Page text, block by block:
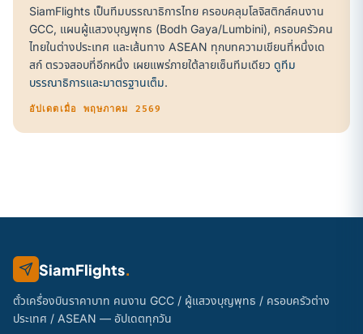
SiamFlights เป็นทีมบรรณาธิการไทย ครอบคลุมโลจิสติกส์คนงาน
GCC, แผนผู้แสวงบุญพุทธ (Bodh Gaya/Lumbini), ครอบครัวคน
ไทยในต่างประเทศ และเส้นทาง ASEAN ทุกบทความเขียนที่หนึ่งเด
สก์ ตรวจสอบที่อีกหนึ่ง เผยแพร่ภายใต้ลายเซ็นทีมเดียว ดูทีม
บรรณาธิการและมาตรฐานเต็ม.
อัปเดตเมื่อ พฤษภาคม 2569
SiamFlights.
ตั๋วเครื่องบินราคาบาท คนงาน GCC / ผู้แสวงบุญพุทธ / ครอบครัวต่าง
ประเทศ / ASEAN — อัปเดตทุกวัน